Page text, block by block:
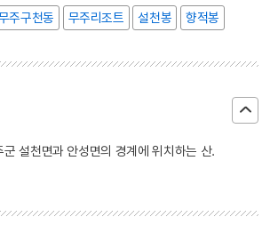
주구천동 무주리조트 설천봉 향적봉
설천면과 안성면의 경계에 위치하는 산.